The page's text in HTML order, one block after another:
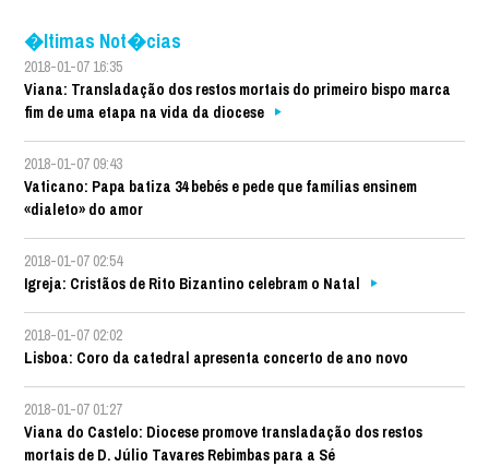
�ltimas Not�cias
2018-01-07 16:35
Viana: Transladação dos restos mortais do primeiro bispo marca
fim de uma etapa na vida da diocese
2018-01-07 09:43
Vaticano: Papa batiza 34 bebés e pede que famílias ensinem
«dialeto» do amor
2018-01-07 02:54
Igreja: Cristãos de Rito Bizantino celebram o Natal
2018-01-07 02:02
Lisboa: Coro da catedral apresenta concerto de ano novo
2018-01-07 01:27
Viana do Castelo: Diocese promove transladação dos restos
mortais de D. Júlio Tavares Rebimbas para a Sé